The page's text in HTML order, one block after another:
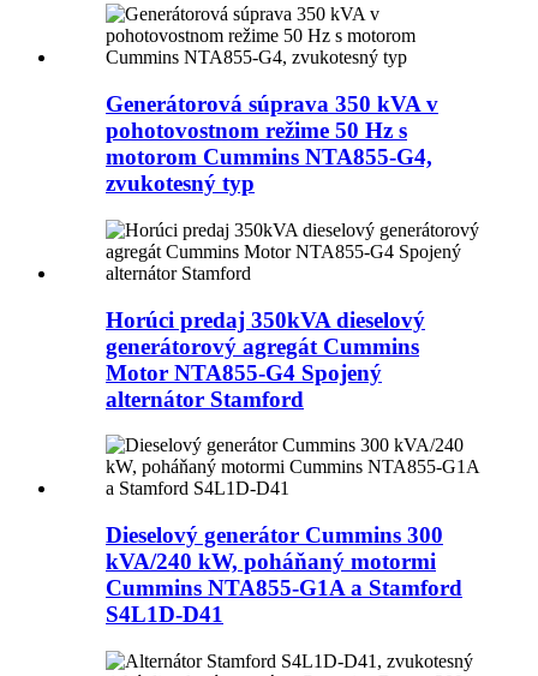
Generátorová súprava 350 kVA v
pohotovostnom režime 50 Hz s
motorom Cummins NTA855-G4,
zvukotesný typ
Horúci predaj 350kVA dieselový
generátorový agregát Cummins
Motor NTA855-G4 Spojený
alternátor Stamford
Dieselový generátor Cummins 300
kVA/240 kW, poháňaný motormi
Cummins NTA855-G1A a Stamford
S4L1D-D41